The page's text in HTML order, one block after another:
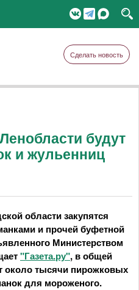
Сделать новость
будут
и жульенниц
области закупятся
и прочей буфетной
Министерством
"Газета.ру", в общей
около тысячи пирожковых
для мороженого.